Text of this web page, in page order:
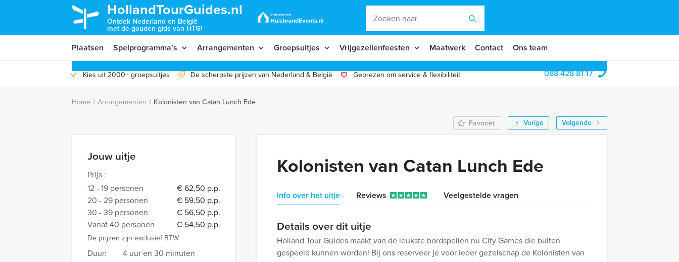
HollandTourGuides.nl
Ontdek Nederland en België
met de gouden gids van HTG!
Plaatsen Spelprogramma’s Arrangementen Groepsuitjes Vrijgezellenfeesten Maatwerk Contact Ons team
Kies uit 2000+ groepsuitjes De scherpste prijzen van Nederland & België Geprezen om service & flexibiliteit 088 428 81 17
Home / Arrangementen / Kolonisten van Catan Lunch Ede
Vorige
Volgende
Favoriet
Jouw uitje
Prijs :
12 - 19 personen
€ 62,50 p.p.
20 - 29 personen
€ 59,50 p.p.
30 - 39 personen
€ 56,50 p.p.
Vanaf 40 personen
€ 54,50 p.p.
De prijzen zijn exclusief BTW
Duur:
4 uur en 30 minuten
Kolonisten van Catan Lunch Ede
Info over het uitje Reviews Veelgestelde vragen
Details over dit uitje
Holland Tour Guides maakt van de leukste bordspellen nu City Games die buiten
gespeeld kunnen worden! Bij ons reserveer je voor ieder gezelschap de Kolonisten van